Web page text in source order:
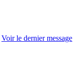
Voir le dernier message